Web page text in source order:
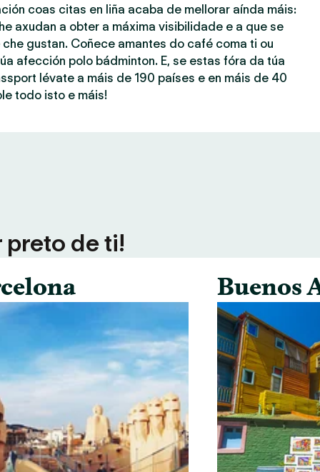
coas citas en liña acaba de mellorar aínda máis:
axudan a obter a máxima visibilidade e a que se
gustan. Coñece amantes do café coma ti ou
afección polo bádminton. E, se estas fóra da túa
lévate a máis de 190 países e en máis de 40
todo isto e máis!
preto de ti!
Buenos